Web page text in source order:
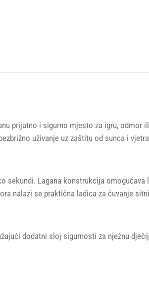
prijatno i sigurno mjesto za igru,
uživanje uz zaštitu od sunca i
sekundi. Lagana konstrukcija
nalazi se praktična ladica za čuvanje
dodatni sloj sigurnosti za nježnu